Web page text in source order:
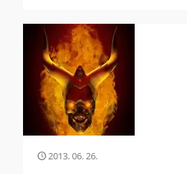
2013. 06. 26.